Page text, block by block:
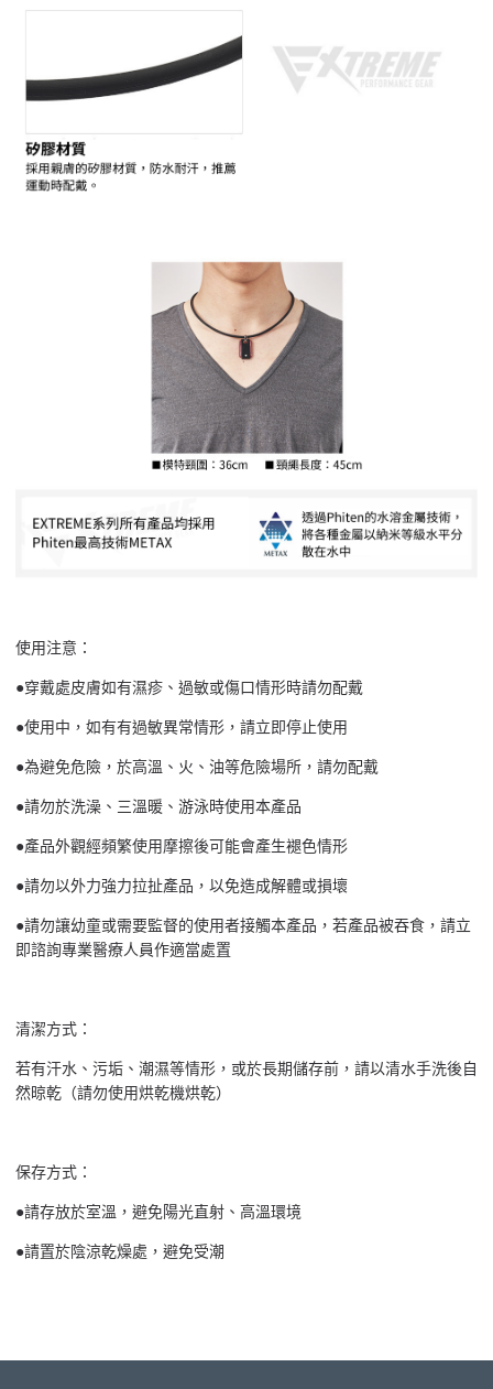
使用注意：
●穿戴處皮膚如有濕疹、過敏或傷口情形時請勿配戴
●使用中，如有有過敏異常情形，請立即停止使用
●為避免危險，於高溫、火、油等危險場所，請勿配戴
●請勿於洗澡、三溫暖、游泳時使用本產品
●產品外觀經頻繁使用摩擦後可能會產生褪色情形
●請勿以外力強力拉扯產品，以免造成解體或損壞
●請勿讓幼童或需要監督的使用者接觸本產品，若產品被吞食，請立
即諮詢專業醫療人員作適當處置
清潔方式：
若有汗水、污垢、潮濕等情形，或於長期儲存前，請以清水手洗後自
然晾乾（請勿使用烘乾機烘乾）
保存方式：
●請存放於室溫，避免陽光直射、高溫環境
●請置於陰涼乾燥處，避免受潮